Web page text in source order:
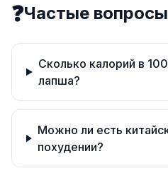
❓Частые вопросы
Сколько калорий в
лапша?
Можно ли есть
похудении?